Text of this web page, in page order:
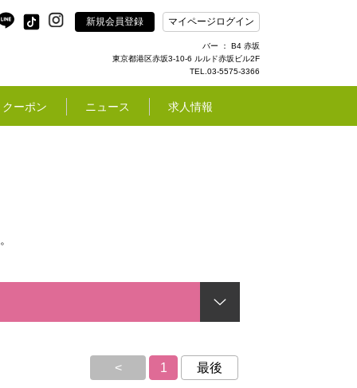
新規会員登録 マイページログイン
バー ： B4 赤坂
東京都港区赤坂3-10-6 ルルド赤坂ビル2F
TEL.03-5575-3366
クーポン ニュース 求人情報
< 1 最後